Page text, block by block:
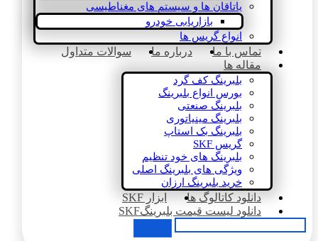
یاتاقان ها و سیستم های مغناطیسی
بازاریابی خودرو
انواع گریس ها
تماس با ما درباره ما
سوالات متداول
مقاله ها
بلبرینگ کف گرد
بورس انواع بلبرینگ
بلبرینگ صنعتی
بلبرینگ مینیاتوری
بلبرینگ بک استاپ
گریس SKF
بلبرینگ های خود تنظیم
ویژگی های بلبرینگ اصلی
خرید بلبرینگ ارزان
دانلود کاتالوگ ها
ابزار SKF
دانلود لیست قیمت بلبرینگSKF